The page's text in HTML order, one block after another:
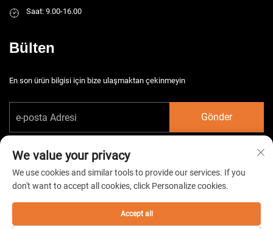
Saat: 9.00-16.00
Bülten
En son ürün bilgisi için bize ulaşmaktan çekinmeyin
Gönder
Telif hakkı © 2026 China Taizhou HarsMarg Elektromekanik Co. Ltd. Tüm
hakları saklıdır. - Gizlilik Politikası
We value your privacy
We use cookies and similar tools to provide our services. If you
don't want to accept all cookies, click Personalize cookies.
Accept all